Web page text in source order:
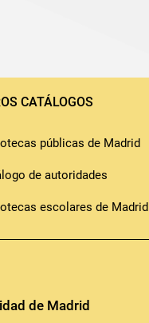
CATÁLOGOS
públicas de Madrid
de autoridades
escolares de Madrid
de Madrid